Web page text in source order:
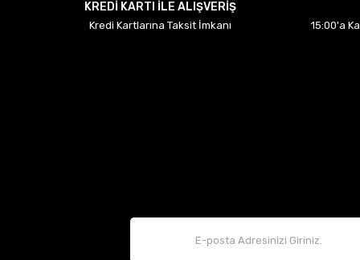
419,67 TL
KREDİ KARTI İLE ALIŞVERİŞ
Kredi Kartlarına Taksit İmkanı
15:00'a